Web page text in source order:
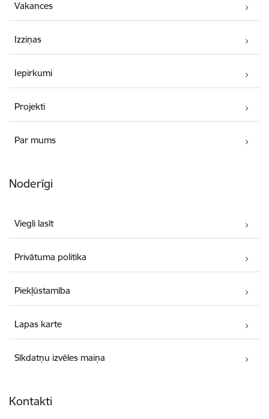
Vakances
Izziņas
Iepirkumi
Projekti
Par mums
Noderīgi
Viegli lasīt
Privātuma politika
Piekļūstamība
Lapas karte
Sīkdatņu izvēles maiņa
Kontakti